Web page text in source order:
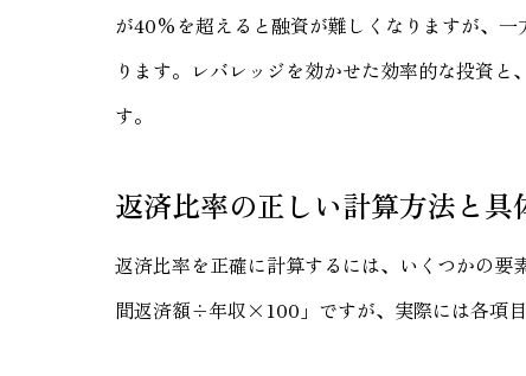
が40%を超えると融資が難しくなりますが、
ります。レバレッジを効かせた効率的な投資
す。
返済比率の正しい計算方法と具
返済比率を正確に計算するには、いくつかの
間返済額÷年収×100」ですが、実際には各項